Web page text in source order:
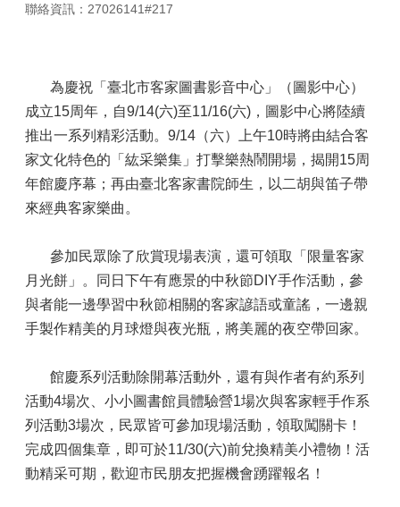
聯絡資訊：27026141#217
為慶祝「臺北市客家圖書影音中心」（圖影中心）
成立15周年，自9/14(六)至11/16(六)，圖影中心將陸續
推出一系列精彩活動。9/14（六）上午10時將由結合客
家文化特色的「紘采樂集」打擊樂熱鬧開場，揭開15周
年館慶序幕；再由臺北客家書院師生，以二胡與笛子帶
來經典客家樂曲。
參加民眾除了欣賞現場表演，還可領取「限量客家
月光餅」。同日下午有應景的中秋節DIY手作活動，參
與者能一邊學習中秋節相關的客家諺語或童謠，一邊親
手製作精美的月球燈與夜光瓶，將美麗的夜空帶回家。
館慶系列活動除開幕活動外，還有與作者有約系列
活動4場次、小小圖書館員體驗營1場次與客家輕手作系
列活動3場次，民眾皆可參加現場活動，領取闖關卡！
完成四個集章，即可於11/30(六)前兌換精美小禮物！活
動精采可期，歡迎市民朋友把握機會踴躍報名！